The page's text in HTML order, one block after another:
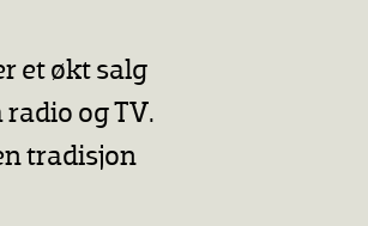
et økt salg
og TV.
tradisjon